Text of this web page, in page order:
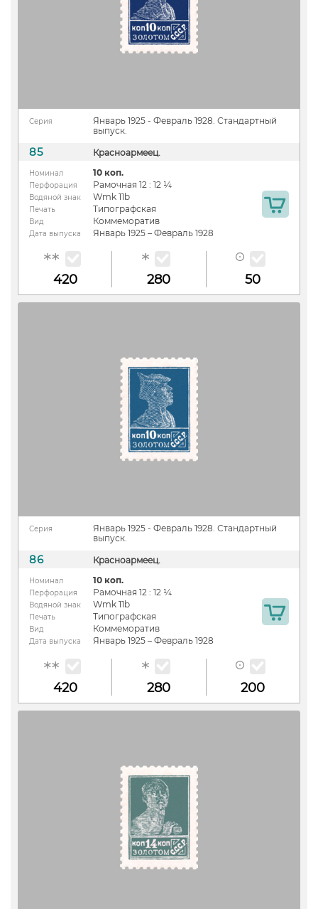
Серия
Январь 1925 - Февраль 1928. Стандартный
выпуск.
85 Красноармеец.
Номинал 10 коп.
Перфорация Рамочная 12 : 12 ¼
Водяной знак Wmk 11b
Печать Типографская
Вид Коммеморатив
Дата выпуска Январь 1925 – Февраль 1928
420 280 50
Серия
Январь 1925 - Февраль 1928. Стандартный
выпуск.
86 Красноармеец.
Номинал 10 коп.
Перфорация Рамочная 12 : 12 ¼
Водяной знак Wmk 11b
Печать Типографская
Вид Коммеморатив
Дата выпуска Январь 1925 – Февраль 1928
420 280 200